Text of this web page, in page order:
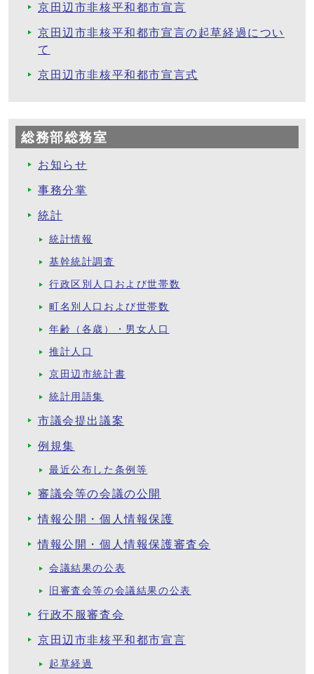
京田辺市非核平和都市宣言
京田辺市非核平和都市宣言の起草経過につい
て
京田辺市非核平和都市宣言式
総務部総務室
お知らせ
事務分掌
統計
統計情報
基幹統計調査
行政区別人口および世帯数
町名別人口および世帯数
年齢（各歳）・男女人口
推計人口
京田辺市統計書
統計用語集
市議会提出議案
例規集
最近公布した条例等
審議会等の会議の公開
情報公開・個人情報保護
情報公開・個人情報保護審査会
会議結果の公表
旧審査会等の会議結果の公表
行政不服審査会
京田辺市非核平和都市宣言
起草経過